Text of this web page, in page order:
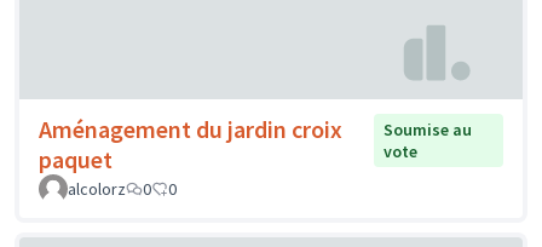
Aménagement du jardin croix
paquet
Soumise au
vote
alcolorz
0 0